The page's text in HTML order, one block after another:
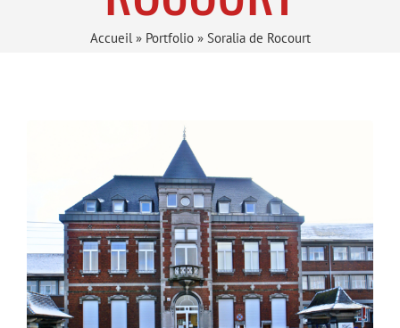
Accueil » Portfolio» Soralia de Rocourt